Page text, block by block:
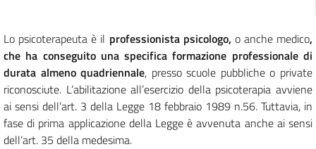
Lo psicoterapeuta è il professionista psicologo, o anche medico,
che ha conseguito una specifica formazione professionale di
durata almeno quadriennale, presso scuole pubbliche o private
riconosciute. L’abilitazione all’esercizio della psicoterapia avviene
ai sensi dell’art. 3 della Legge 18 febbraio 1989 n.56. Tuttavia, in
fase di prima applicazione della Legge è avvenuta anche ai sensi
dell’art. 35 della medesima.